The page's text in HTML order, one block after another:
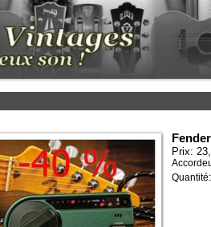
Prix: